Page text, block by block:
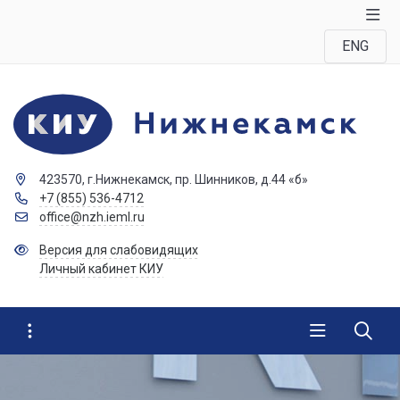
ENG
423570, г.Нижнекамск, пр. Шинников, д.44 «б»
+7 (855) 536-4712
office@nzh.ieml.ru
Версия для слабовидящих
Личный кабинет КИУ